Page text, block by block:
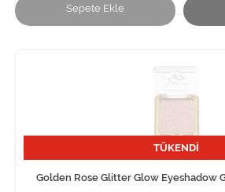
Sepete Ekle
TÜKENDİ
Golden Rose Glitter Glow Eyeshadow